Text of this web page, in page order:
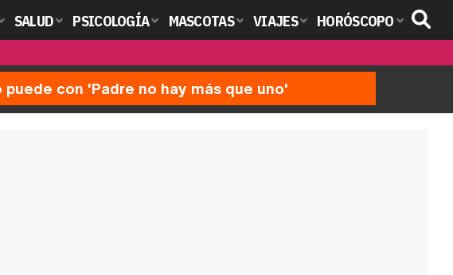
SALUD PSICOLOGÍA MASCOTAS VIAJES HORÓSCOPO
con 'Padre no hay más que uno'